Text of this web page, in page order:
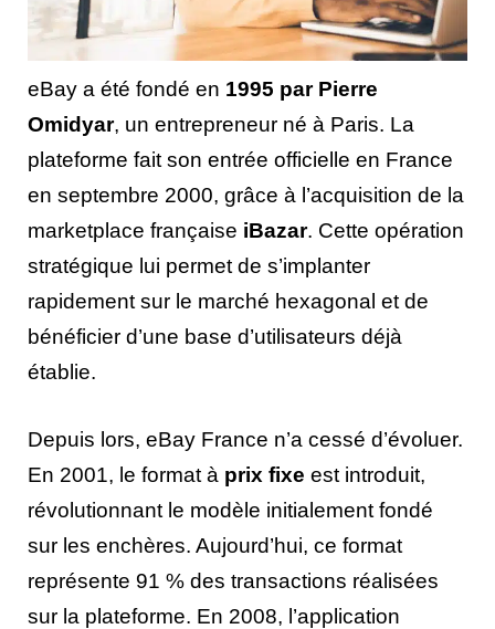
eBay a été fondé en 1995 par Pierre
Omidyar, un entrepreneur né à Paris. La
plateforme fait son entrée officielle en France
en septembre 2000, grâce à l’acquisition de la
marketplace française iBazar. Cette opération
stratégique lui permet de s’implanter
rapidement sur le marché hexagonal et de
bénéficier d’une base d’utilisateurs déjà
établie.
Depuis lors, eBay France n’a cessé d’évoluer.
En 2001, le format à prix fixe est introduit,
révolutionnant le modèle initialement fondé
sur les enchères. Aujourd’hui, ce format
représente 91 % des transactions réalisées
sur la plateforme. En 2008, l’application